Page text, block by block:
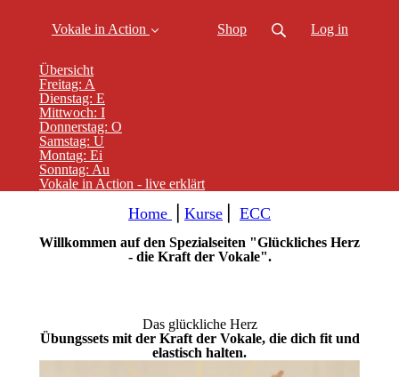
Vokale in Action
Übersicht
Freitag: A
Dienstag: E
Mittwoch: I
Donnerstag: O
Samstag: U
Montag: Ei
Sonntag: Au
Vokale in Action - live erklärt
Shop Log in
Home Kurse ECC
Willkommen auf den Spezialseiten "Glückliches Herz
- die Kraft der Vokale".
Das glückliche Herz
Übungssets mit der Kraft der Vokale, die dich fit und
elastisch halten.